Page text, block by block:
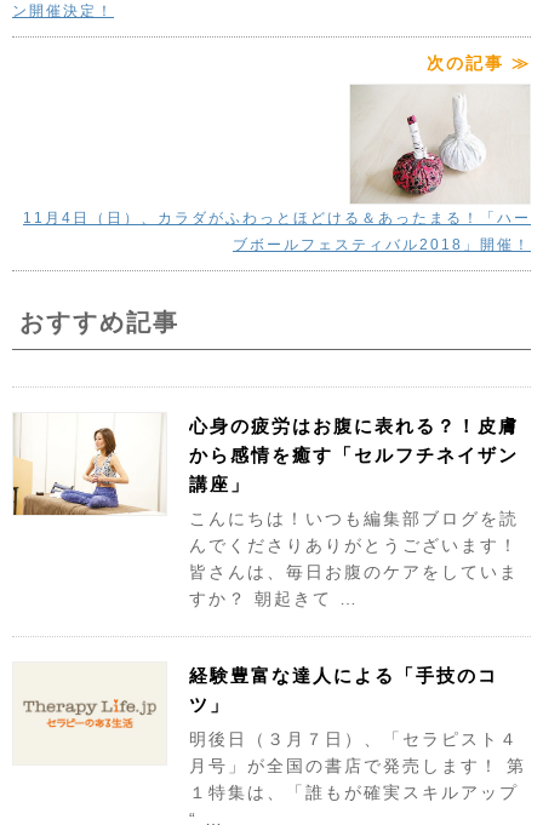
ン開催決定！
次の記事 ≫
11月4日（日）、カラダがふわっとほどける＆あったまる！「ハー
ブボールフェスティバル2018」開催！
おすすめ記事
心身の疲労はお腹に表れる？！皮膚
から感情を癒す「セルフチネイザン
講座」
こんにちは！いつも編集部ブログを読
んでくださりありがとうございます！
皆さんは、毎日お腹のケアをしていま
すか？ 朝起きて …
経験豊富な達人による「手技のコ
ツ」
明後日（３月７日）、「セラピスト４
月号」が全国の書店で発売します！ 第
１特集は、「誰もが確実スキルアップ
“ …